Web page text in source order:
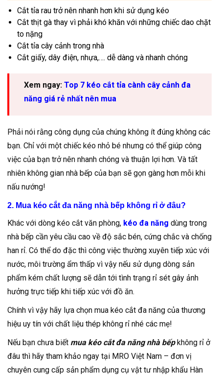
Cắt tỉa rau trở nên nhanh hơn khi sử dụng kéo
Cắt thịt gà thay vì phải khó khăn với những chiếc dao chặt
to nặng
Cắt tỉa cây cảnh trong nhà
Cắt giấy, dây điện, nhựa,…. dễ dàng và nhanh chóng
Xem ngay: Top 7 kéo cắt tỉa cành cây cảnh đa
năng giá rẻ nhất nên mua
Phải nói rằng công dụng của chúng không ít đúng không các
bạn. Chỉ với một chiếc kéo nhỏ bé nhưng có thể giúp công
việc của bạn trở nên nhanh chóng và thuận lợi hơn. Và tất
nhiên không gian nhà bếp của bạn sẽ gọn gàng hơn mỗi khi
nấu nướng!
2. Mua kéo cắt đa năng nhà bếp không rỉ ở đâu?
Khác với dòng kéo cắt văn phòng, kéo đa năng dùng trong
nhà bếp cần yêu cầu cao về độ sắc bén, cứng chắc và chống
han rỉ. Có thể do đặc thì công việc thường xuyên tiếp xúc với
nước, môi trường ẩm thấp vì vậy nếu sử dụng dòng sản
phẩm kém chất lượng sẽ dẫn tới tình trạng rỉ sét gây ảnh
hưởng trực tiếp khi tiếp xúc với đồ ăn.
Chính vì vậy hãy lựa chọn mua kéo cắt đa năng của thương
hiệu uy tín với chất liệu thép không rỉ nhé các mẹ!
Nếu bạn chưa biết mua kéo cắt đa năng nhà bếpkhông rỉ ở
đâu thì hãy tham khảo ngay tại MRO Việt Nam – đơn vị
chuyên cung cấp sản phẩm dụng cụ vật tư nhập khẩu Hàn